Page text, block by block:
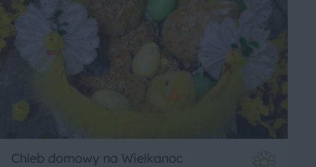
Chleb domowy na Wielkanoc